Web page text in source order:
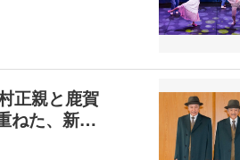
正親と鹿賀
ねた、新…